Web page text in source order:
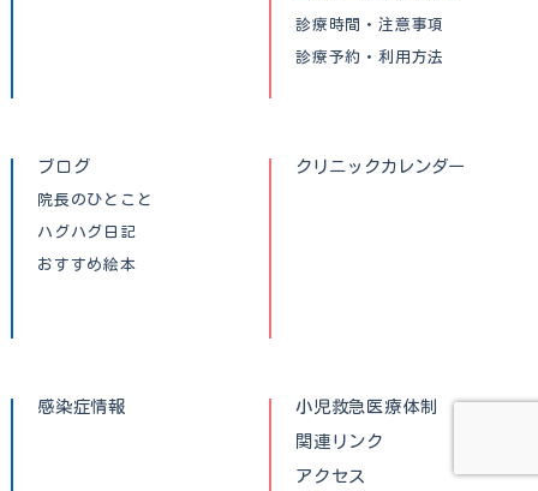
診療時間・注意事項
診療予約・利用方法
ブログ
院長のひとこと
ハグハグ日記
おすすめ絵本
クリニックカレンダー
感染症情報
小児救急医療体制
関連リンク
アクセス